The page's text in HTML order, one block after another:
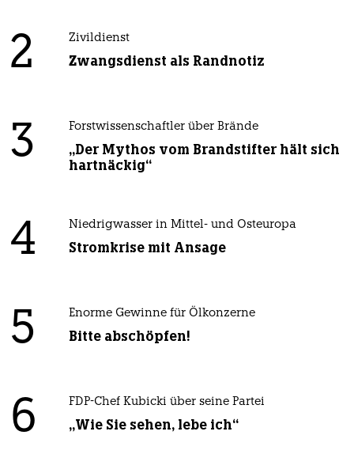
2 Zivildienst
Zwangsdienst als Randnotiz
3 Forstwissenschaftler über Brände
„Der Mythos vom Brandstifter hält sich
hartnäckig“
4 Niedrigwasser in Mittel- und Osteuropa
Stromkrise mit Ansage
5 Enorme Gewinne für Ölkonzerne
Bitte abschöpfen!
6 FDP-Chef Kubicki über seine Partei
„Wie Sie sehen, lebe ich“